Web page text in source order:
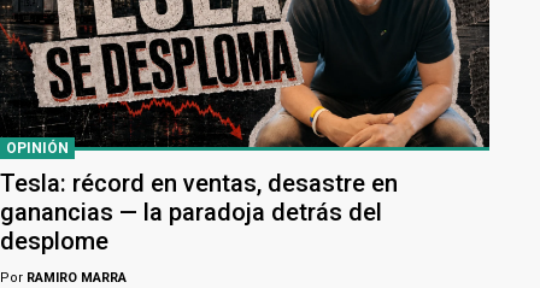
OPINIÓN
Tesla: récord en ventas, desastre en
ganancias — la paradoja detrás del
desplome
Por RAMIRO MARRA